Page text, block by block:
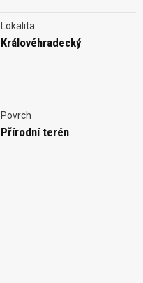
Lokalita
Královéhradecký
Povrch
Přírodní terén